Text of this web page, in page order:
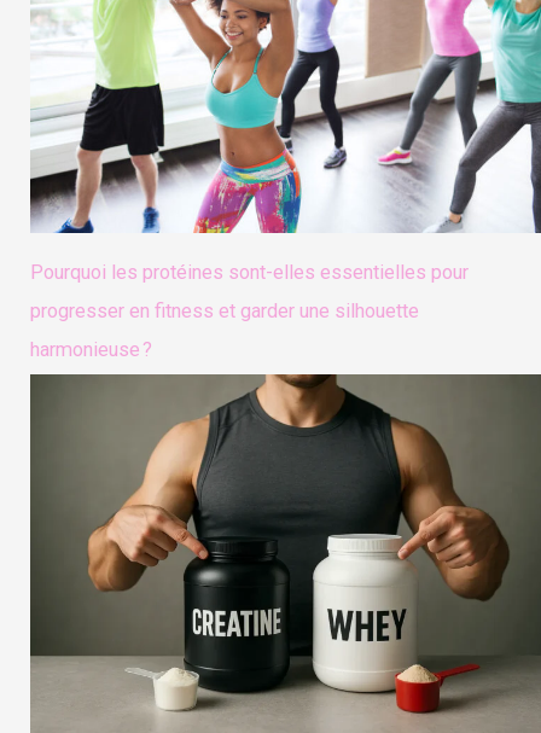
Pourquoi les protéines sont-elles essentielles pour
progresser en fitness et garder une silhouette
harmonieuse ?